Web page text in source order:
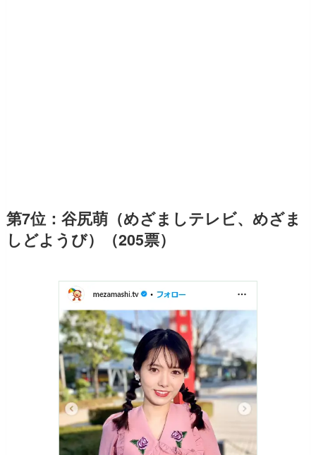
第7位：谷尻萌（めざましテレビ、めざま
しどようび）（205票）